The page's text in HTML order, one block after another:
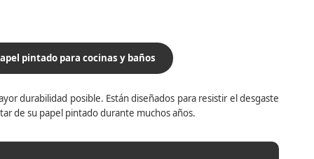
pintado para cocinas y baños
durabilidad posible. Están diseñados para resistir el desgaste
de su papel pintado durante muchos años.